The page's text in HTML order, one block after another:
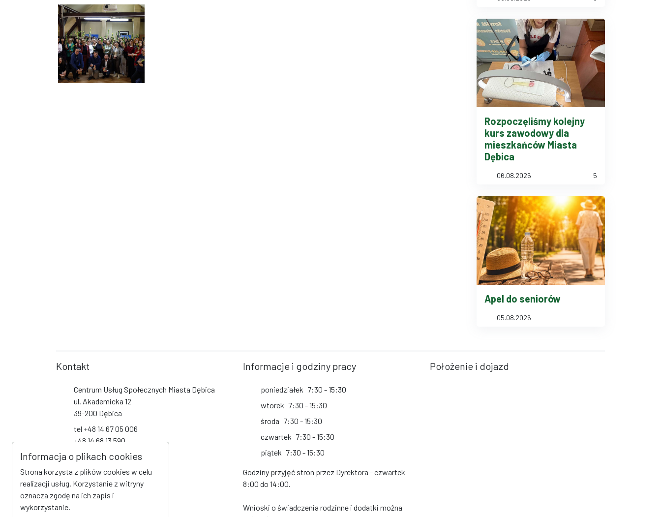
Duża grupa około 40 osób pozuje do zdjęcia w hali z drewnianymi belkami na suficie. Wszyscy są uśmiechnięci i ubrani formalnie, stojąc lub siedząc w kilku rzędach.
Rozpoczęliśmy kolejny
kurs zawodowy dla
mieszkańców Miasta
Dębica
06.08.2026 5
Apel do seniorów
05.08.2026
Kontakt
Centrum Usług Społecznych Miasta Dębica
ul. Akademicka 12
39-200 Dębica
tel +48 14 67 05 006
+48 14 68 13 590
+48 14 68 13 591
+48 14 68 19 093
biuro@cus-debica.pl
Social Media
Informacje i godziny pracy
poniedziałek 7:30 - 15:30
wtorek 7:30 - 15:30
środa 7:30 - 15:30
czwartek 7:30 - 15:30
piątek 7:30 - 15:30
Godziny przyjęć stron przez Dyrektora - czwartek
8:00 do 14:00.
Wnioski o świadczenia rodzinne i dodatki można
Położenie i dojazd
Informacja o plikach cookies
Strona korzysta z plików cookies w celu
realizacji usług. Korzystanie z witryny
oznacza zgodę na ich zapis i
wykorzystanie.